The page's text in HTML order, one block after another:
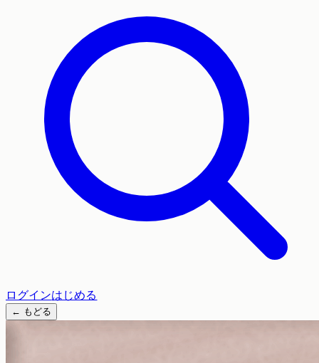
ログインはじめる
← もどる